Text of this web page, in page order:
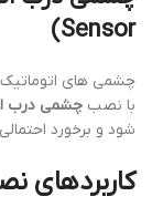
Sensor)
چشمی های
با نصب چشمی درب
شود و برخورد
کاربردهای